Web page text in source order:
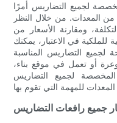
لجميع التضاريس أمرًا
المعدات. من خلال النظر
ومقارنة الأسعار من
للملكية في الاعتبار، يمكنك
لجميع التضاريس المناسبة
أو تعمل في موقع بناء،
لجميع التضاريس
جميع رافعات التضاريس